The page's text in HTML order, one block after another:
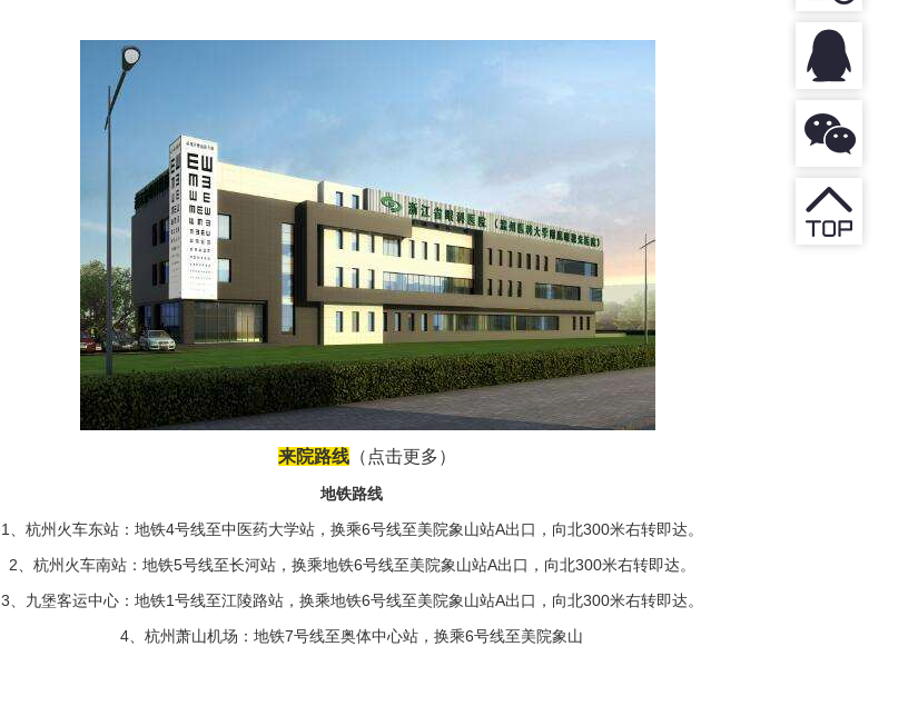
来院路线 （点击更多）
地铁路线
1、杭州火车东站：地铁4号线至中医药大学站，换乘6号线至美院象山站A出口，向北300米右转即达。
2、杭州火车南站：地铁5号线至长河站，换乘地铁6号线至美院象山站A出口，向北300米右转即达。
3、九堡客运中心：地铁1号线至江陵路站，换乘地铁6号线至美院象山站A出口，向北300米右转即达。
4、杭州萧山机场：地铁7号线至奥体中心站，换乘6号线至美院象山